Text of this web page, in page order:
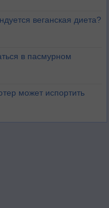
веганская диета?
в пасмурном
может испортить